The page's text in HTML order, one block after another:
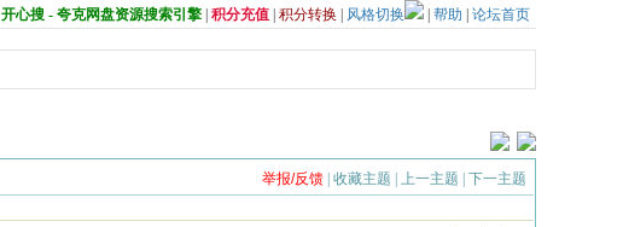
开心搜 - 夸克网盘资源搜索引擎 积分充值 积分转换 风格切换 帮助 论坛首页
举报/反馈 收藏主题 上一主题 下一主题